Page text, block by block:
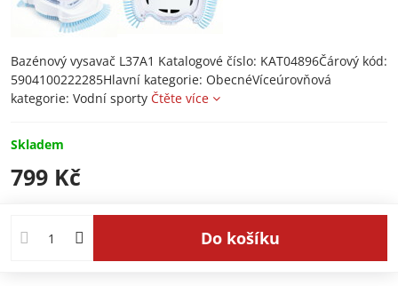
Bazénový vysavač L37A1 Katalogové číslo: KAT04896Čárový kód:
5904100222285Hlavní kategorie: ObecnéVíceúrovňová
kategorie: Vodní sporty Čtěte více
Skladem
799 Kč
Do košíku